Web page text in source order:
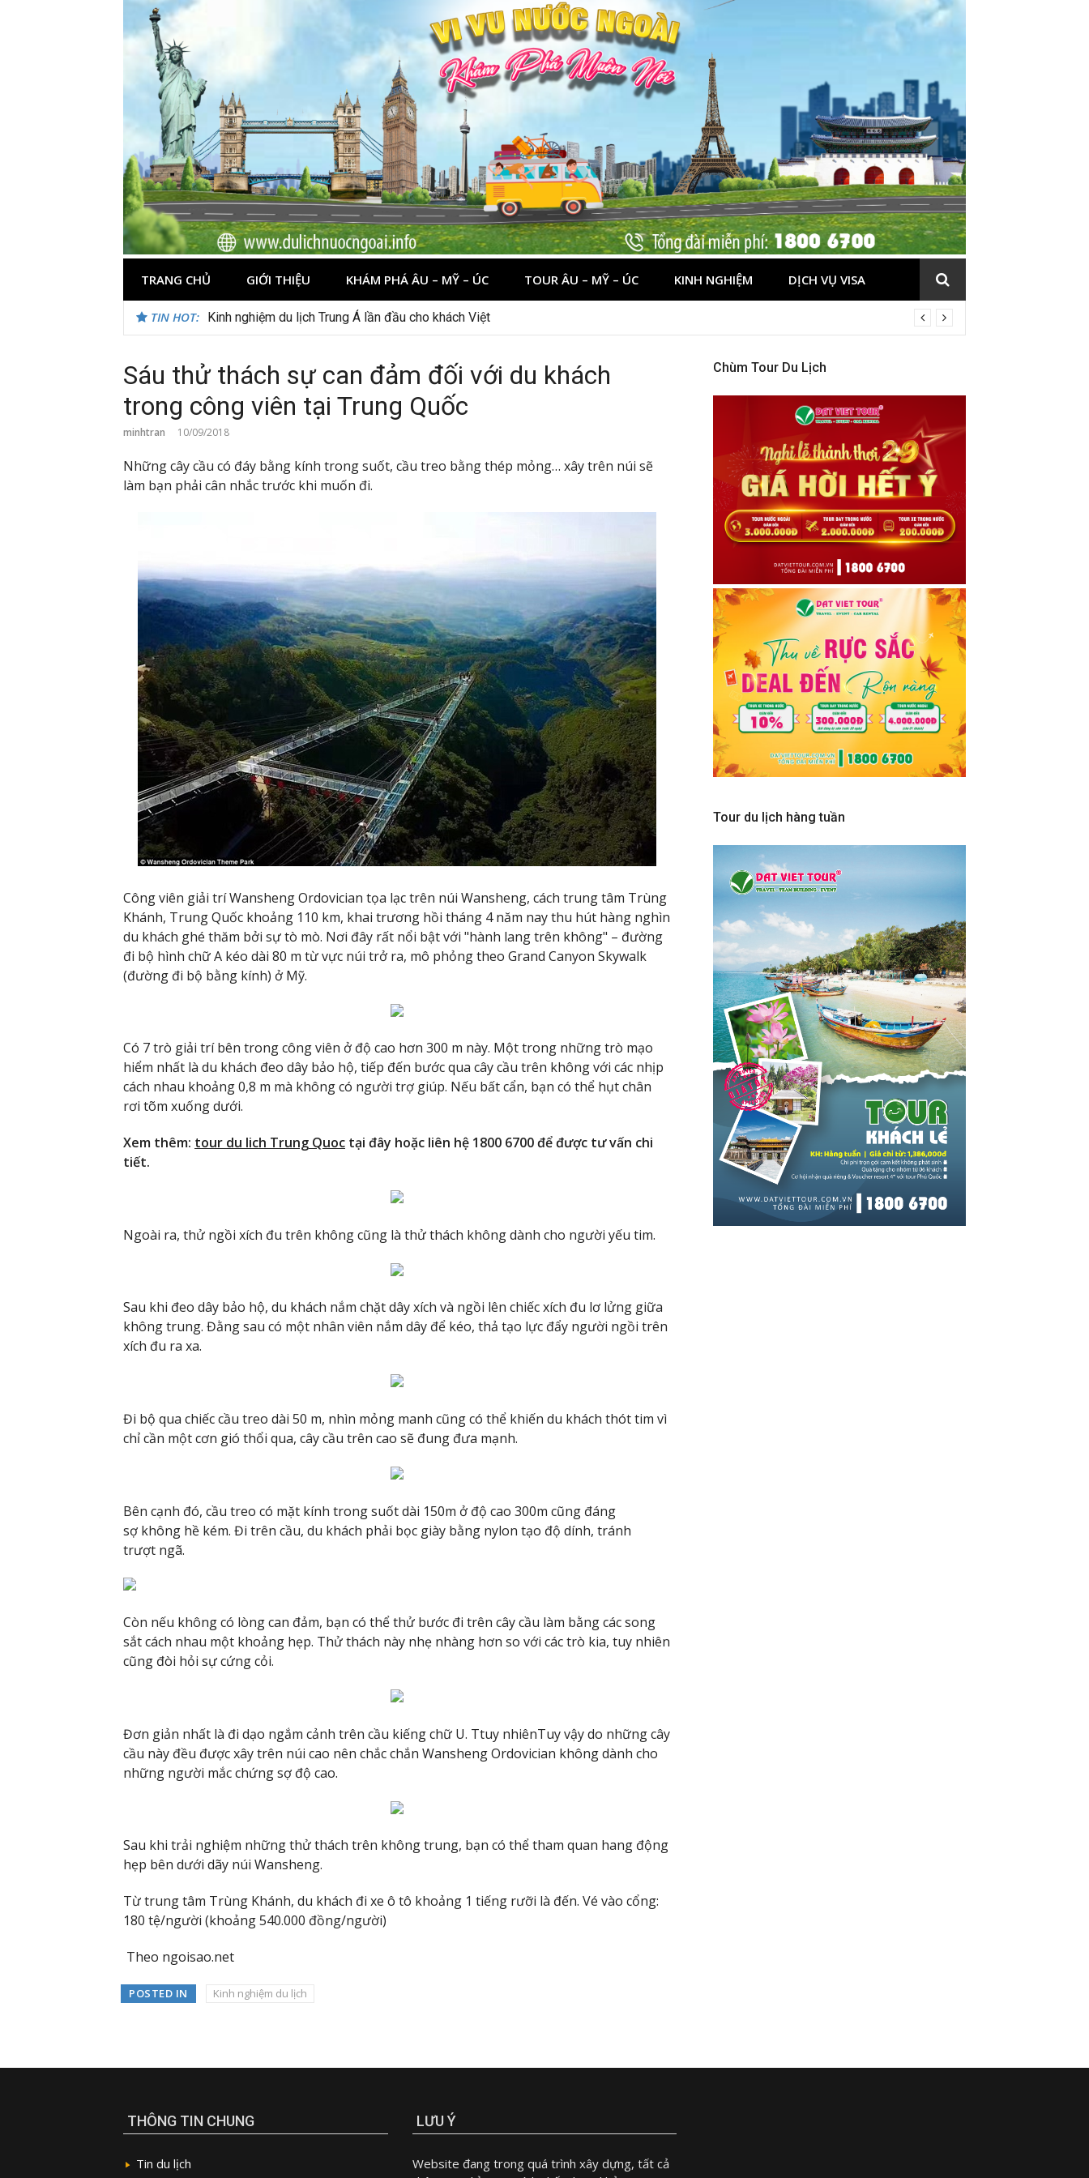
TRANG CHỦ GIỚI THIỆU KHÁM PHÁ ÂU – MỸ – ÚC TOUR ÂU – MỸ – ÚC KINH NGHIỆM DỊCH VỤ VISA
TIN HOT: Du lịch Maldives – Lần đầu nên đi đâu, chơi gì?
Sáu thử thách sự can đảm đối với du khách
trong công viên tại Trung Quốc
minhtran 10/09/2018
Những cây cầu có đáy bằng kính trong suốt, cầu treo bằng thép mỏng… xây trên núi sẽ
làm bạn phải cân nhắc trước khi muốn đi.
Công viên giải trí Wansheng Ordovician tọa lạc trên núi Wansheng, cách trung tâm Trùng
Khánh, Trung Quốc khoảng 110 km, khai trương hồi tháng 4 năm nay thu hút hàng nghìn
du khách ghé thăm bởi sự tò mò. Nơi đây rất nổi bật với "hành lang trên không" – đường
đi bộ hình chữ A kéo dài 80 m từ vực núi trở ra, mô phỏng theo Grand Canyon Skywalk
(đường đi bộ bằng kính) ở Mỹ.
Có 7 trò giải trí bên trong công viên ở độ cao hơn 300 m này. Một trong những trò mạo
hiểm nhất là du khách đeo dây bảo hộ, tiếp đến bước qua cây cầu trên không với các nhịp
cách nhau khoảng 0,8 m mà không có người trợ giúp. Nếu bất cẩn, bạn có thể hụt chân
rơi tõm xuống dưới.
Xem thêm: tour du lich Trung Quoc tại đây hoặc liên hệ 1800 6700 để được tư vấn chi
tiết.
Ngoài ra, thử ngồi xích đu trên không cũng là thử thách không dành cho người yếu tim.
Sau khi đeo dây bảo hộ, du khách nắm chặt dây xích và ngồi lên chiếc xích đu lơ lửng giữa
không trung. Đằng sau có một nhân viên nắm dây để kéo, thả tạo lực đẩy người ngồi trên
xích đu ra xa.
Đi bộ qua chiếc cầu treo dài 50 m, nhìn mỏng manh cũng có thể khiến du khách thót tim vì
chỉ cần một cơn gió thổi qua, cây cầu trên cao sẽ đung đưa mạnh.
Bên cạnh đó, cầu treo có mặt kính trong suốt dài 150m ở độ cao 300m cũng đáng
sợ không hề kém. Đi trên cầu, du khách phải bọc giày bằng nylon tạo độ dính, tránh
trượt ngã.
Còn nếu không có lòng can đảm, bạn có thể thử bước đi trên cây cầu làm bằng các song
sắt cách nhau một khoảng hẹp. Thử thách này nhẹ nhàng hơn so với các trò kia, tuy nhiên
cũng đòi hỏi sự cứng cỏi.
Đơn giản nhất là đi dạo ngắm cảnh trên cầu kiếng chữ U. Ttuy nhiênTuy vậy do những cây
cầu này đều được xây trên núi cao nên chắc chắn Wansheng Ordovician không dành cho
những người mắc chứng sợ độ cao.
Sau khi trải nghiệm những thử thách trên không trung, bạn có thể tham quan hang động
hẹp bên dưới dãy núi Wansheng.
Từ trung tâm Trùng Khánh, du khách đi xe ô tô khoảng 1 tiếng rưỡi là đến. Vé vào cổng:
180 tệ/người (khoảng 540.000 đồng/người)
Theo ngoisao.net
POSTED IN Kinh nghiệm du lịch
Chùm Tour Du Lịch
Tour du lịch hàng tuần
THÔNG TIN CHUNG
Tin du lịch
LƯU Ý
Website đang trong quá trình xây dựng, tất cả